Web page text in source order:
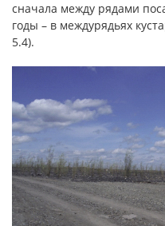
сначала между рядами
годы – в междурядьях
5.4).